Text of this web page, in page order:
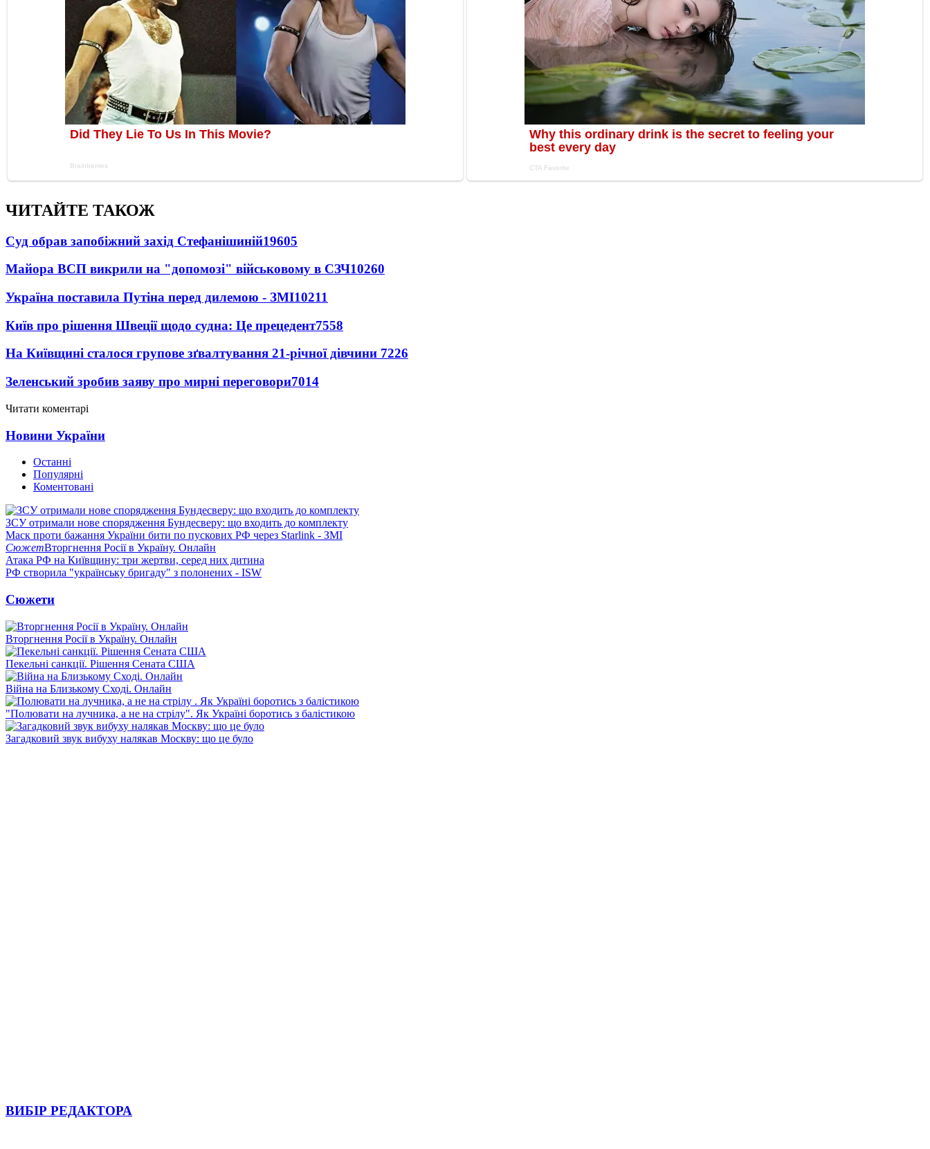
ЧИТАЙТЕ ТАКОЖ
Суд обрав запобіжний захід Стефанішиній19605
Майора ВСП викрили на "допомозі" військовому в СЗЧ10260
Україна поставила Путіна перед дилемою - ЗМІ10211
Київ про рішення Швеції щодо судна: Це прецедент7558
На Київщині сталося групове зґвалтування 21-річної дівчини 7226
Зеленський зробив заяву про мирні переговори7014
Читати коментарі
Новини України
Останні
Популярні
Коментовані
ЗСУ отримали нове спорядження Бундесверу: що входить до комплекту
Маск проти бажання України бити по пускових РФ через Starlink - ЗМІ
СюжетВторгнення Росії в Україну. Онлайн
Атака РФ на Київщину: три жертви, серед них дитина
РФ створила "українську бригаду" з полонених - ISW
Сюжети
Вторгнення Росії в Україну. Онлайн
Пекельні санкції. Рішення Сената США
Війна на Близькому Сході. Онлайн
"Полювати на лучника, а не на стрілу". Як Україні боротись з балістикою
Загадковий звук вибуху налякав Москву: що це було
ВИБІР РЕДАКТОРА